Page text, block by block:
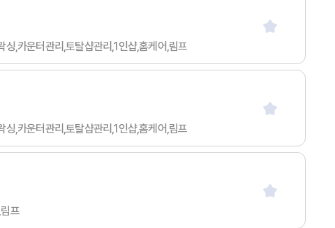
,카운터관리,토탈샵관리,1인샵,홈케어,림프
,카운터관리,토탈샵관리,1인샵,홈케어,림프
프